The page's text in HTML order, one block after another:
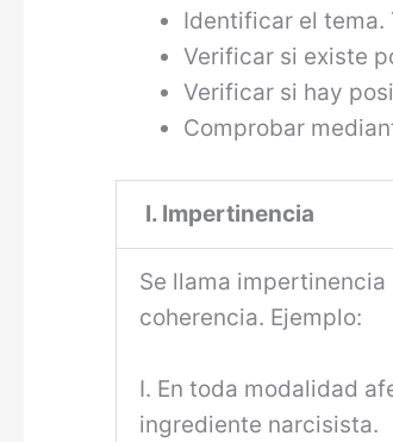
Identificar el
Verificar si existe
Verificar si hay
Comprobar
I. Impertinencia
Se llama
coherencia. Ejemplo:
I. En toda modalidad
ingrediente narcisista.